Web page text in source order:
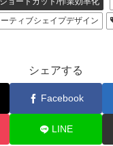
ティブシェイプデザイン
シェアする
Facebook
LINE